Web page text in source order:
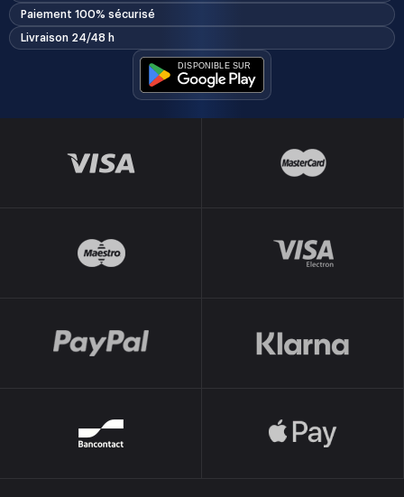
Paiement 100% sécurisé
Livraison 24/48 h